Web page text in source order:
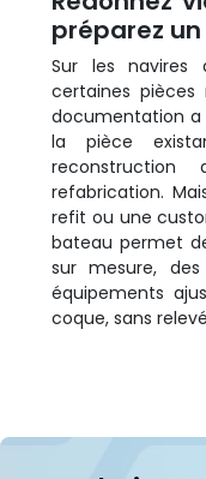
préparez
Sur les navires
certaines
documentation a
la pièce
refabrication.
refit ou une
bateau permet
sur mesure,
équipements
coque, sans